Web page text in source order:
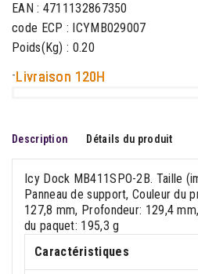
EAN : 4711132867350
code ECP : ICYMB029007
Poids(Kg) : 0.20
-Livraison 120H
Description Détails du produit
Icy Dock MB411SPO-2B. Taille
Panneau de support, Couleur du
127,8 mm, Profondeur: 129,4
du paquet: 195,3 g
Caractéristiques